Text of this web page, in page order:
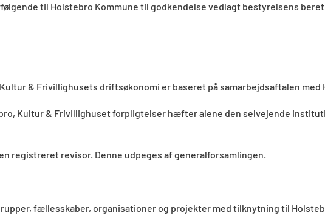
til Holstebro Kommune til godkendelse vedlagt bestyrelsens
& Frivillighusets driftsøkonomi er baseret på samarbejdsaftalen
Kultur & Frivillighuset forpligtelser hæfter alene den selvejende
registreret revisor. Denne udpeges af generalforsamlingen.
fællesskaber, organisationer og projekter med tilknytning til